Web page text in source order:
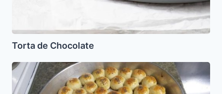
Torta de Chocolate
Pancitos